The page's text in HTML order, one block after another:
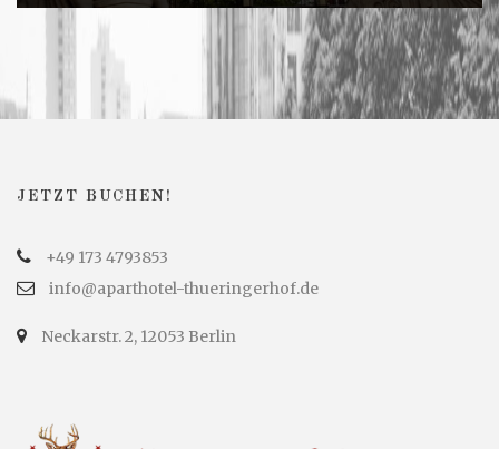
JETZT BUCHEN!
+49 173 4793853
info@aparthotel-thueringerhof.de
Neckarstr. 2, 12053 Berlin